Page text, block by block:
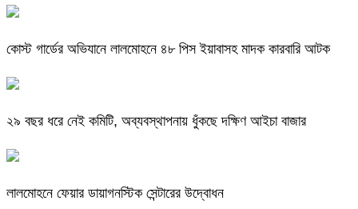
কোস্ট গার্ডের অভিযানে লালমোহনে ৪৮ পিস ইয়াবাসহ মাদক কারবারি আটক
২৯ বছর ধরে নেই কমিটি, অব্যবস্থাপনায় ধুঁকছে দক্ষিণ আইচা বাজার
লালমোহনে ফেয়ার ডায়াগনস্টিক সেন্টারের উদ্বোধন